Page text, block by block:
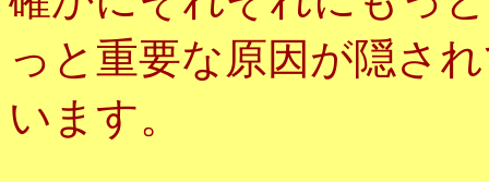
っと重要な原因が隠さ
います。